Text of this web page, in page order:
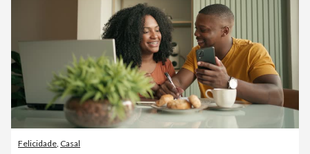
Felicidade, Casal